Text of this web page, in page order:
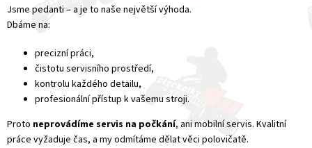
Jsme pedanti – a je to naše největší výhoda.
Dbáme na:
precizní práci,
čistotu servisního prostředí,
kontrolu každého detailu,
profesionální přístup k vašemu stroji.
Proto neprovádíme servis na počkání, ani mobilní servis. Kvalitní
práce vyžaduje čas, a my odmítáme dělat věci polovičatě.